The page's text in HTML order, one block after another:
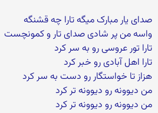
صدای یار مبارک میگه تارا چه قشنگه
واسه من پر شادی صدای تار و کمونچست
تارا تور عروسی رو به سر کرد
تارا اهل آبادی رو خبر کرد
هزاز تا خواستگار رو دست به سر کرد
من دیوونه رو دیوونه تر کرد
من دیوونه رو دیوونه تر کرد